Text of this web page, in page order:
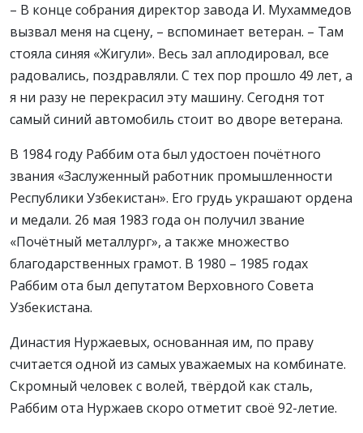
– В конце собрания директор завода И. Мухаммедов
вызвал меня на сцену, – вспоминает ветеран. – Там
стояла синяя «Жигули». Весь зал аплодировал, все
радовались, поздравляли. С тех пор прошло 49 лет, а
я ни разу не перекрасил эту машину. Сегодня тот
самый синий автомобиль стоит во дворе ветерана.
В 1984 году Раббим ота был удостоен почётного
звания «Заслуженный работник промышленности
Республики Узбекистан». Его грудь украшают ордена
и медали. 26 мая 1983 года он получил звание
«Почётный металлург», а также множество
благодарственных грамот. В 1980 – 1985 годах
Раббим ота был депутатом Верховного Совета
Узбекистана.
Династия Нуржаевых, основанная им, по праву
считается одной из самых уважаемых на комбинате.
Скромный человек с волей, твёрдой как сталь,
Раббим ота Нуржаев скоро отметит своё 92-летие.